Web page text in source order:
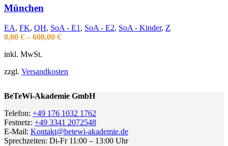
München
EA, FK, QH, SoA - E1 , SoA - E2, SoA - Kinder, Z
0,00 € – 600,00 €
inkl. MwSt.
zzgl. Versandkosten
BeTeWi-Akademie GmbH
Telefon: +49 176 1032 1762
Festnetz: +49 3341 2072548
E-Mail: Kontakt@betewi-akademie.de
Sprechzeiten: Di-Fr 11:00 – 13:00 Uhr